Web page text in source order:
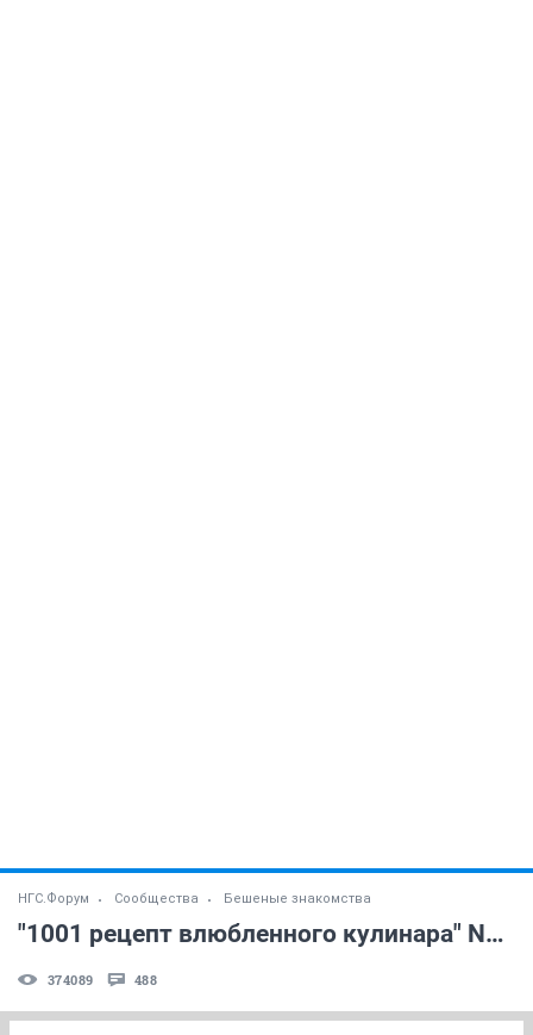
НГС.Форум Сообщества Бешеные знакомства
"1001 рецепт влюбленного кулинара" NF!!!!
374089 488